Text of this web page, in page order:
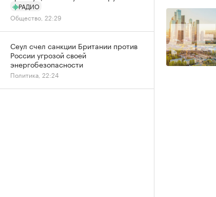
РАДИО
Общество, 22:29
Сеул счел санкции Британии против
России угрозой своей
энергобезопасности
Политика, 22:24